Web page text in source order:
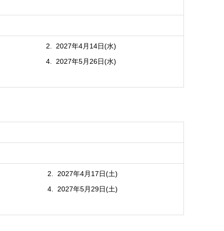
2027年4月14日(水)
2027年5月26日(水)
2027年4月17日(土)
2027年5月29日(土)